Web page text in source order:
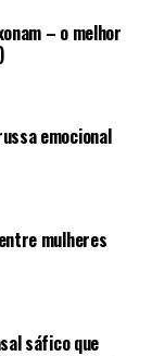
– o melhor
emocional
mulheres
sáfico que